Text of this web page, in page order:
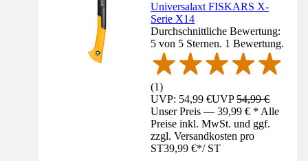
Universalaxt FISKARS X-
Serie X14
Durchschnittliche Bewertung:
5 von 5 Sternen. 1 Bewertung.
(1)
UVP: 54,99 €UVP54,99 €
Unser Preis — 39,99 € * Alle
Preise inkl. MwSt. und ggf.
zzgl. Versandkosten pro
ST39,99 €*/ ST